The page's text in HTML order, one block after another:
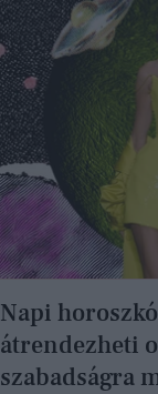
Napi
átrendezheti
szabadságra